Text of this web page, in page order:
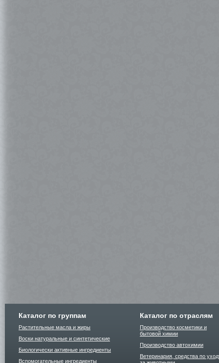
Каталог по группам
Растительные масла и жиры
Воски натуральные и синтетические
Биологически активные ингредиенты
Вспомогательные ингредиенты
Каталог по отраслям
Производство косметики и
бытовой химии
Производство автохимии
Ветеринария, средства по